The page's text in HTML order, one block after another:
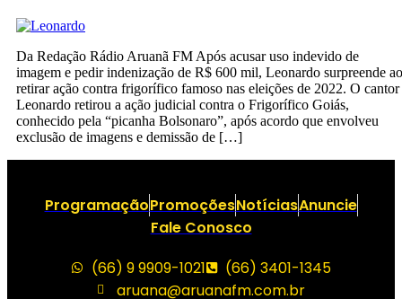
Da Redação Rádio Aruanã FM Após acusar uso indevido de
imagem e pedir indenização de R$ 600 mil, Leonardo surpreende ao
retirar ação contra frigorífico famoso nas eleições de 2022. O cantor
Leonardo retirou a ação judicial contra o Frigorífico Goiás,
conhecido pela “picanha Bolsonaro”, após acordo que envolveu
exclusão de imagens e demissão de […]
ProgramaçãoPromoçõesNotíciasAnuncie
Fale Conosco
(66) 9 9909-1021
(66) 3401-1345
aruana@aruanafm.com.br